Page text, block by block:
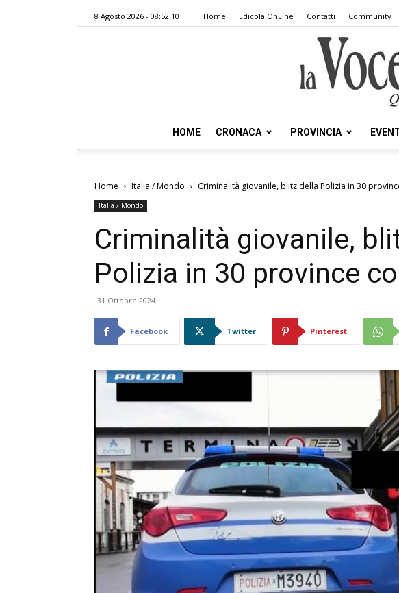
8 Agosto 2026 - 08:52:10 Home Edicola OnLine Contatti Community
HOME CRONACA PROVINCIA
Home Italia / Mondo Criminalità giovanile, blitz della Polizia in 30
Italia / Mondo
Criminalità giovanile,
Polizia in 30 province
31 Ottobre 2024
Facebook Twitter Pinterest